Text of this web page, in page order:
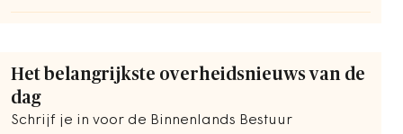
Het belangrijkste overheidsnieuws van de
dag
Schrijf je in voor de Binnenlands Bestuur